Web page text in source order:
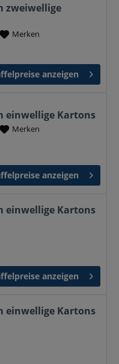
zweiwellige
Merken
anzeigen
einwellige Kartons
Merken
anzeigen
einwellige Kartons
anzeigen
einwellige Kartons